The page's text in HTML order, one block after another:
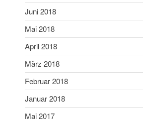
Juni 2018
Mai 2018
April 2018
März 2018
Februar 2018
Januar 2018
Mai 2017